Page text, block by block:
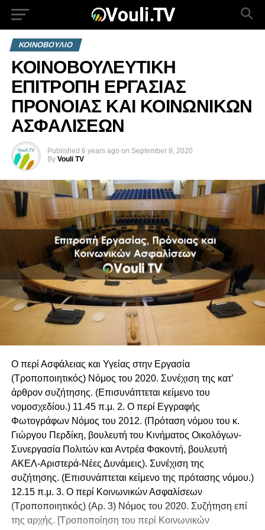
ΚΟΙΝΟΒΟΥΛΙΟ
ΚΟΙΝΟΒΟΥΛΕΥΤΙΚΗ
ΕΠΙΤΡΟΠΗ ΕΡΓΑΣΙΑΣ
ΠΡΟΝΟΙΑΣ ΚΑΙ ΚΟΙΝΩΝΙΚΩΝ
ΑΣΦΑΛΙΣΕΩΝ
Published 6 years ago on September 8, 2020
By Vouli TV
Ο περί Ασφάλειας και Υγείας στην Εργασία
(Τροποποιητικός) Νόμος του 2020. Συνέχιση της κατ’
άρθρον συζήτησης. (Επισυνάπτεται κείμενο του
νομοσχεδίου.) 11.45 π.μ. 2. Ο περί Εγγραφής
Φωτογράφων Νόμος του 2012. (Πρόταση νόμου του κ.
Γιώργου Περδίκη, βουλευτή του Κινήματος Οικολόγων-
Συνεργασία Πολιτών και Αντρέα Φακοντή, βουλευτή
ΑΚΕΛ-Αριστερά-Νέες Δυνάμεις). Συνέχιση της
συζήτησης. (Επισυνάπτεται κείμενο της πρότασης νόμου.)
12.15 π.μ. 3. Ο περί Κοινωνικών Ασφαλίσεων
(Τροποποιητικός) (Αρ. 3) Νόμος του 2020. Συζήτηση επί
της αρχής. [Τροποποίηση του περί Κοινωνικών